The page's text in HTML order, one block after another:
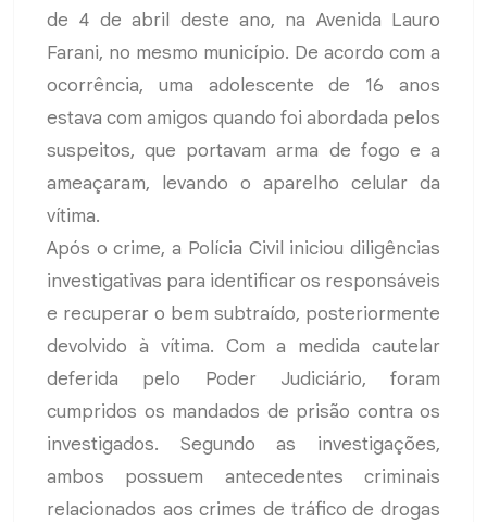
de 4 de abril deste ano, na Avenida Lauro
Farani, no mesmo município. De acordo com a
ocorrência, uma adolescente de 16 anos
estava com amigos quando foi abordada pelos
suspeitos, que portavam arma de fogo e a
ameaçaram, levando o aparelho celular da
vítima.
Após o crime, a Polícia Civil iniciou diligências
investigativas para identificar os responsáveis
e recuperar o bem subtraído, posteriormente
devolvido à vítima. Com a medida cautelar
deferida pelo Poder Judiciário, foram
cumpridos os mandados de prisão contra os
investigados. Segundo as investigações,
ambos possuem antecedentes criminais
relacionados aos crimes de tráfico de drogas